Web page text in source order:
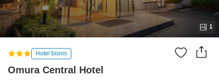
1
Hotel bisnis
Omura Central Hotel